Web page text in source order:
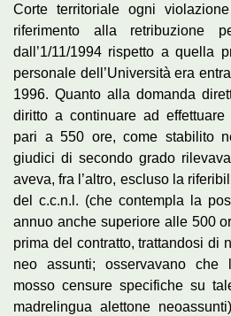
Corte territoriale ogni
riferimento alla retribuzione
dall’1/11/1994 rispetto a quella
personale dell’Università era
1996. Quanto alla domanda
diritto a continuare ad
pari a 550 ore, come stabilito
giudici di secondo grado
aveva, fra l’altro, escluso la
del c.c.n.l. (che contempla la
annuo anche superiore alle 500
prima del contratto, trattandosi di
neo assunti; osservavano che
mosso censure specifiche su
madrelingua alettone